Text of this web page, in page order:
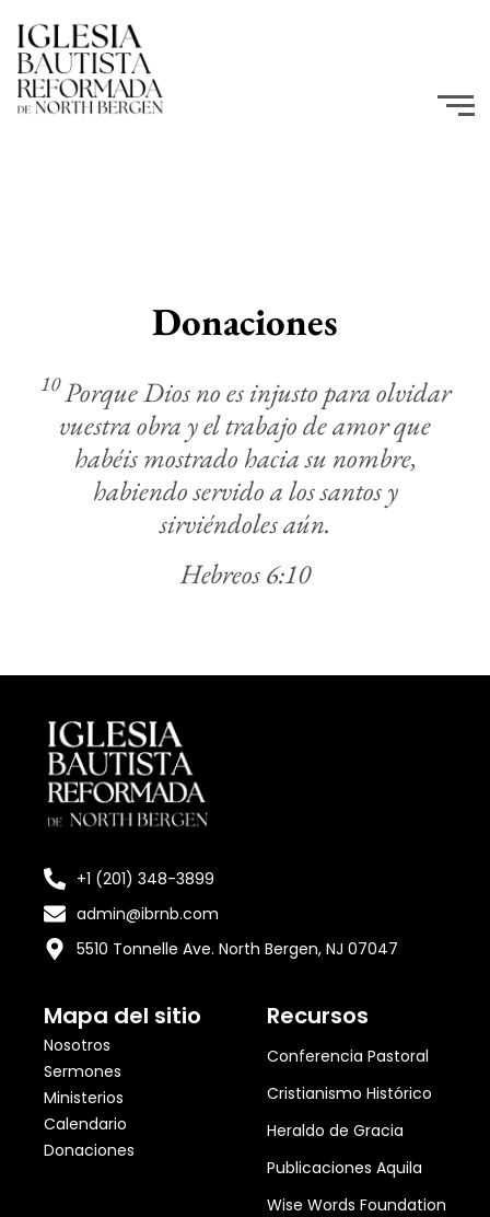
Donaciones
10Porque Dios no es injusto para olvidar
vuestra obra y el trabajo de amor que
habéis mostrado hacia su nombre,
habiendo servido a los santos y
sirviéndoles aún.
Hebreos 6:10
+1 (201) 348-3899
admin@ibrnb.com
5510 Tonnelle Ave. North Bergen, NJ 07047
Mapa del sitio
Nosotros
Sermones
Ministerios
Calendario
Donaciones
Recursos
Conferencia Pastoral
Cristianismo Histórico
Heraldo de Gracia
Publicaciones Aquila
Wise Words Foundation